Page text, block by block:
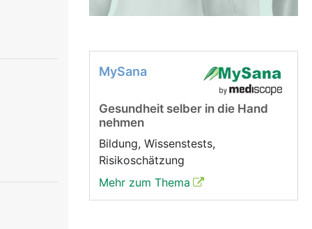
MySana
Gesundheit selber in die Hand
nehmen
Bildung, Wissenstests,
Risikoschätzung
Mehr zum Thema